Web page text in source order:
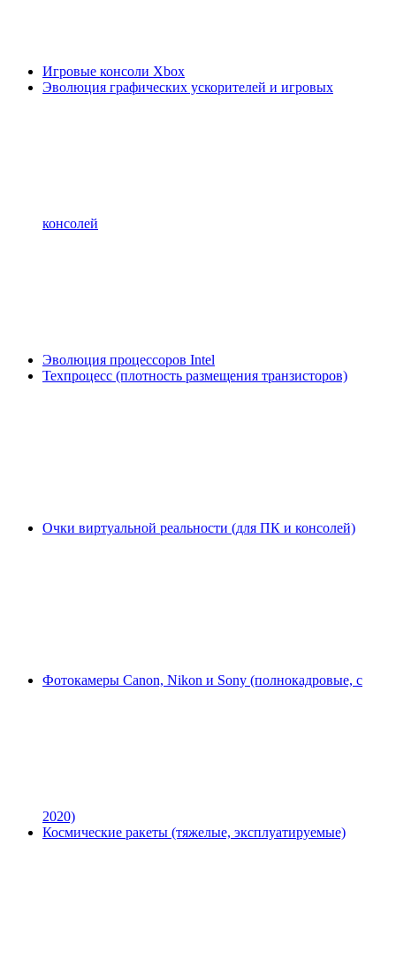
Игровые консоли Xbox
Эволюция графических ускорителей и игровых
консолей
Эволюция процессоров Intel
Техпроцесс (плотность размещения транзисторов)
Очки виртуальной реальности (для ПК и консолей)
Фотокамеры Canon, Nikon и Sony (полнокадровые, с
2020)
Космические ракеты (тяжелые, эксплуатируемые)